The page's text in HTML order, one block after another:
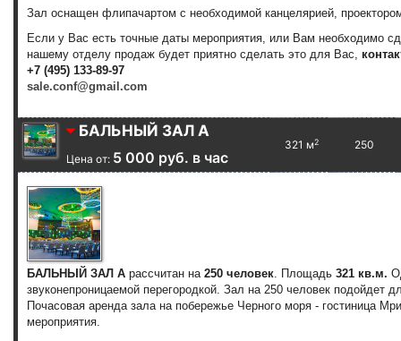
Зал оснащен флипачартом с необходимой канцелярией,
Если у Вас есть точные даты мероприятия, или Вам необходимо
нашему отделу продаж будет приятно сделать это для Вас,
+7 (495) 133-89-97
sale.conf@gmail.com
БАЛЬНЫЙ ЗАЛ А
Цена от: 5 000 руб. в час
321 м2 250
БАЛЬНЫЙ ЗАЛ А рассчитан на 250 человек. Площадь 321 кв.м.
звуконепроницаемой перегородкой. Зал на 250 человек подойдет
Почасовая аренда зала на побережье Черного моря - гостиница
мероприятия.